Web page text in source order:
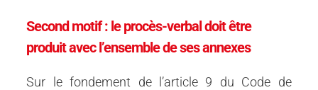
Second motif : le procès-verbal doit être
produit avec l’ensemble de ses annexes
Sur le fondement de l’article 9 du Code de